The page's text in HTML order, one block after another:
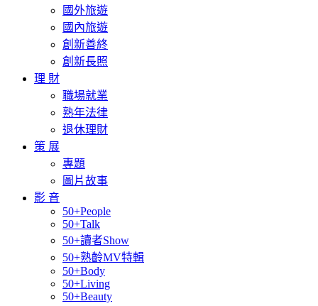
國外旅遊
國內旅遊
創新善終
創新長照
理 財
職場就業
熟年法律
退休理財
策 展
專題
圖片故事
影 音
50+People
50+Talk
50+讀者Show
50+熟齡MV特輯
50+Body
50+Living
50+Beauty